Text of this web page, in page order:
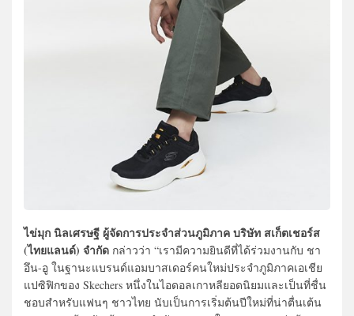
ไข่มุก นิลเศรษฐี ผู้จัดการประจำส่วนภูมิภาค บริษัท สเก็ตเชอร์ส
(ไทยแลนด์) จำกัด กล่าวว่า “เรามีความยินดีที่ได้ร่วมงานกับ ชา
อึน-อู ในฐานะแบรนด์แอมบาสเดอร์คนใหม่ประจำภูมิภาคเอเชีย
แปซิฟิกของ Skechers หนึ่งในไอดอลเกาหลียอดนิยมและเป็นที่ชื่น
ชอบสำหรับแฟนๆ ชาวไทย นับเป็นการเริ่มต้นปีใหม่ที่น่าตื่นเต้น